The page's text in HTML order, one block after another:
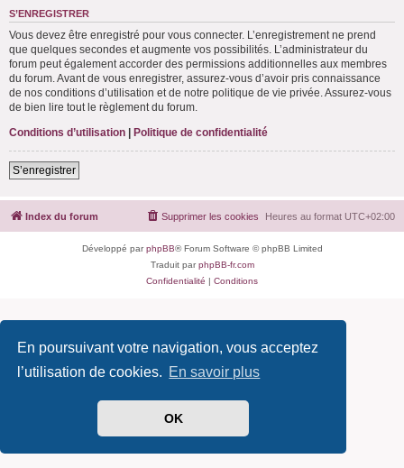
En poursuivant votre navigation, vous acceptez
l’utilisation de cookies. En savoir plus
OK
S’ENREGISTRER
Vous devez être enregistré pour vous connecter. L’enregistrement ne prend
que quelques secondes et augmente vos possibilités. L’administrateur du
forum peut également accorder des permissions additionnelles aux membres
du forum. Avant de vous enregistrer, assurez-vous d’avoir pris connaissance
de nos conditions d’utilisation et de notre politique de vie privée. Assurez-vous
de bien lire tout le règlement du forum.
Conditions d’utilisation | Politique de confidentialité
S’enregistrer
Index du forum Heures au format UTC+02:00
Supprimer les cookies
Développé parphpBB® Forum Software © phpBB Limited
Traduit parphpBB-fr.com
Confidentialité | Conditions